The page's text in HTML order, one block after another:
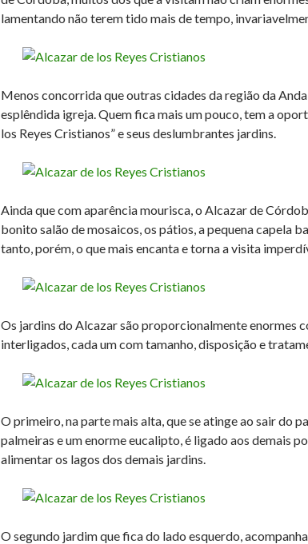
lamentando não terem tido mais de tempo,
Menos concorrida que outras cidades da região da
esplêndida igreja. Quem fica mais um pouco, tem a
los Reyes Cristianos” e seus deslumbrantes jardins.
Ainda que com aparência mourisca, o Alcazar de
bonito salão de mosaicos, os pátios, a pequena capela
tanto, porém, o que mais encanta e torna a visita
Os jardins do Alcazar são proporcionalmente enormes
interligados, cada um com tamanho, disposição e
O primeiro, na parte mais alta, que se atinge ao sair do
palmeiras e um enorme eucalipto, é ligado aos demais
alimentar os lagos dos demais jardins.
O segundo jardim que fica do lado esquerdo,